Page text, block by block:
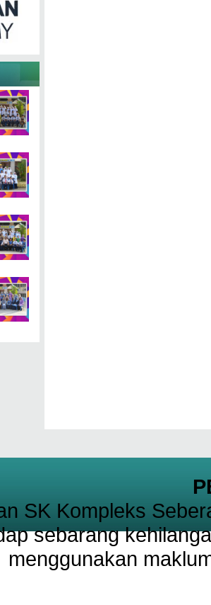
SK Kompleks
sebarang
menggunakan